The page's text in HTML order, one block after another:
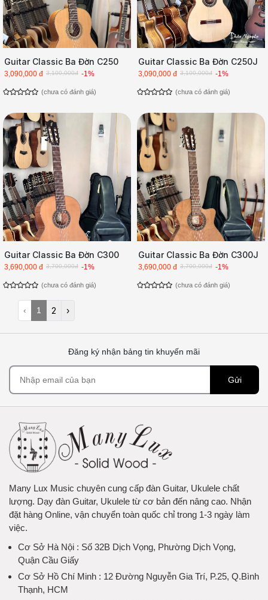
Guitar Classic Ba Đờn C250
-1%
3,100,000đ
3,090,000 đ
(chưa có đánh giá)
Guitar Classic Ba Đờn C250J
-1%
3,100,000đ
3,090,000 đ
(chưa có đánh giá)
Guitar Classic Ba Đờn C300
-1%
3,700,000đ
3,690,000 đ
(chưa có đánh giá)
Guitar Classic Ba Đờn C300J
-1%
3,700,000đ
3,690,000 đ
(chưa có đánh giá)
‹ 1 2 ›
Đăng ký nhận bảng tin khuyến mãi
Gửi
Many Lux Music chuyên cung cấp đàn Guitar, Ukulele chất
lượng. Dạy đàn Guitar, Ukulele từ cơ bản đến nâng cao. Nhận
đặt hàng Online, vận chuyển toàn quốc chỉ trong 1-3 ngày làm
việc.
Cơ Sở Hà Nội : Số 32B Dịch Vọng, Phường Dịch Vọng,
Quận Cầu Giấy
Cơ Sở Hồ Chí Minh : 12 Đường Nguyễn Gia Trí, P.25, Q.Bình
Thạnh, HCM